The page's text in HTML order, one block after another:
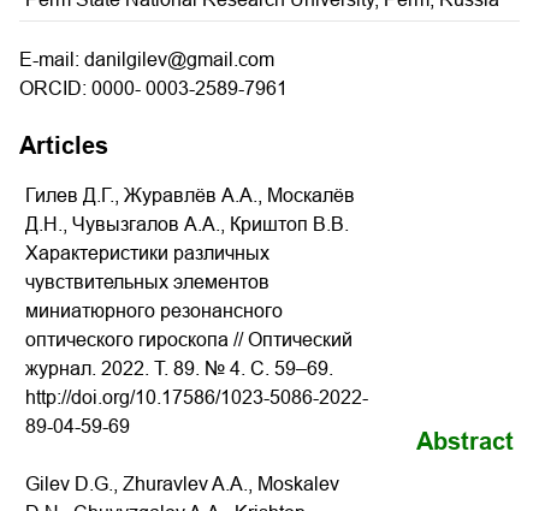
E-mail: danilgilev@gmail.com
ORCID: 0000- 0003-2589-7961
Articles
Гилев Д.Г., Журавлёв А.А., Москалёв
Д.Н., Чувызгалов А.А., Криштоп В.В.
Характеристики различных
чувствительных элементов
миниатюрного резонансного
оптического гироскопа // Оптический
журнал. 2022. Т. 89. № 4. С. 59–69.
http://doi.org/10.17586/1023-5086-2022-
89-04-59-69
Gilev D.G., Zhuravlev A.A., Moskalev
Abstract